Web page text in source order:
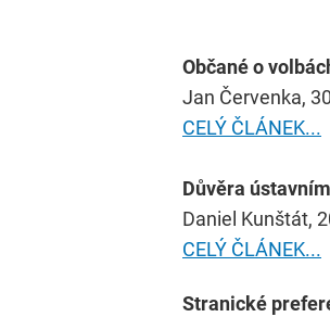
Občané o
Jan Červenka,
CELÝ ČLÁNEK...
Důvěra
Daniel Kunštát,
CELÝ ČLÁNEK...
Stranické